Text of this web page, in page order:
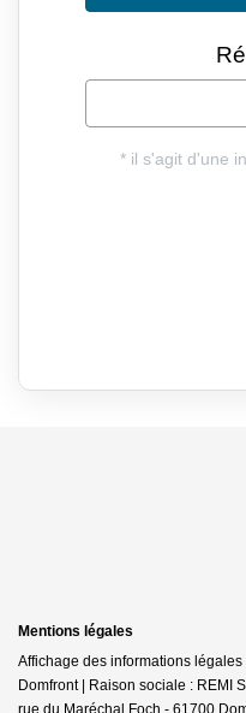
Mentions légales
Affichage des informations légales
Domfront | Raison sociale : REMI
rue du Maréchal Foch - 61700